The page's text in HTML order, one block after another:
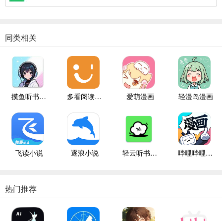
同类相关
摸鱼听书纯净版 多看阅读本地版 爱萌漫画 轻漫岛漫画
飞读小说 逐浪小说 轻云听书纯净版 哔哩哔哩漫画
热门推荐